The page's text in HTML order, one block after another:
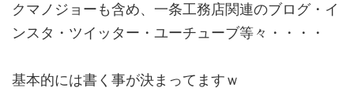
クマノジョーも含め、一条工務店関連のブログ・イ
ンスタ・ツイッター・ユーチューブ等々・・・・
基本的には書く事が決まってますｗ